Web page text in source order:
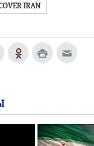
IRAN